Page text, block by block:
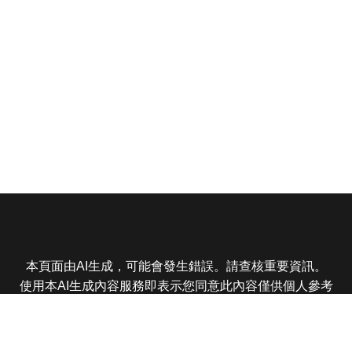
本頁面由AI生成，可能會發生錯誤。請查核重要資訊。
使用本AI生成內容服務即表示您同意此內容僅供個人參考